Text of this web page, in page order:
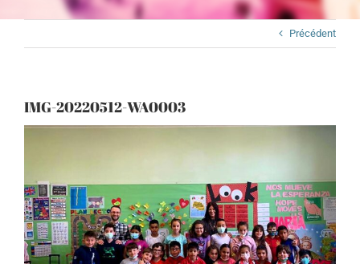
Précédent
IMG-20220512-WA0003